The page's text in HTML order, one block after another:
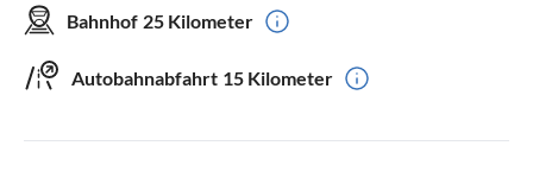
Bahnhof 25 Kilometer
Autobahnabfahrt 15 Kilometer